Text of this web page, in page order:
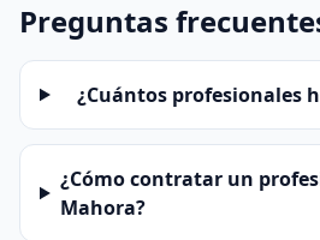
Preguntas
¿Cuántos profesionales
¿Cómo contratar un
Mahora?